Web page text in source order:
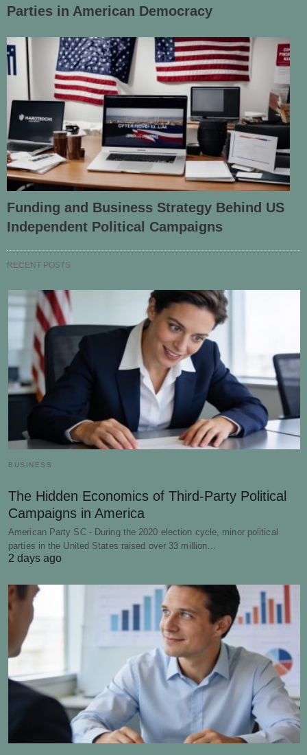
Parties in American Democracy
Funding and Business Strategy Behind US
Independent Political Campaigns
RECENT POSTS
BUSINESS
The Hidden Economics of Third-Party Political
Campaigns in America
American Party SC - During the 2020 election cycle, minor political
parties in the United States raised over 33 million…
2 days ago